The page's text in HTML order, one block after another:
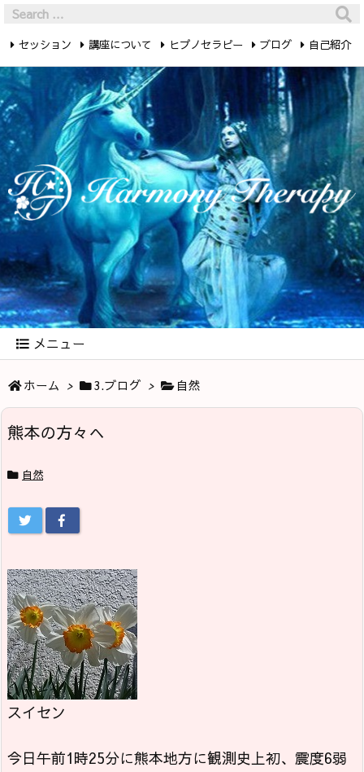
メニュー
セッション 講座について ヒプノセラピー ブログ 自己紹介
最新記事 お問い合わせ
ホーム > 3.ブログ > 自然
熊本の方々へ
自然
スイセン
今日午前1時25分に熊本地方に観測史上初、震度6弱